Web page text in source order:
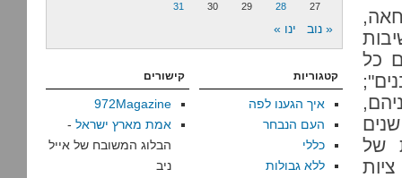
המחאה,
כל
של
27
28
29
30
31
« נוב ינו »
קטגוריות
איך הגענו לפה
העם הנבחר
כללי
ללא גבולות
קישורים
972Magazine
אמת מארץ ישראל -
הבלוג המשובח של אייל
ניב